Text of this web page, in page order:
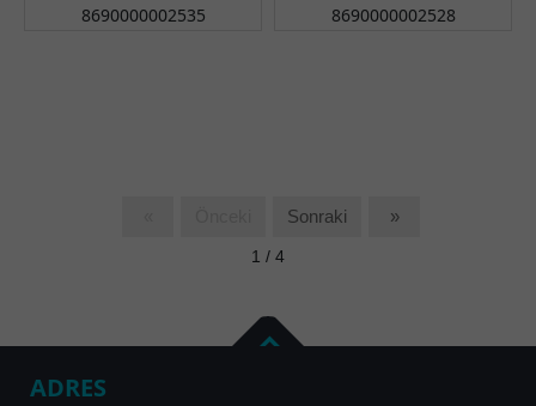
8690000002535
8690000002528
Sonraki »
1 / 4
ADRES